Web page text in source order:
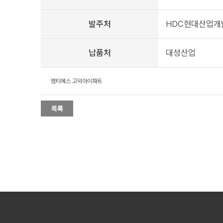
발주처 HDC현대산업개
납품처 대성산업
엠티에스 고덕아이파트